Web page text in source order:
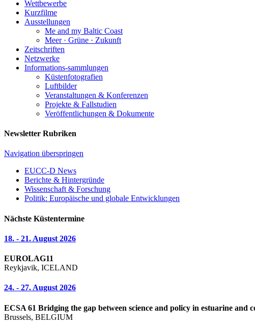
Wettbewerbe
Kurzfilme
Ausstellungen
Me and my Baltic Coast
Meer · Grüne · Zukunft
Zeitschriften
Netzwerke
Informations-sammlungen
Küstenfotografien
Luftbilder
Veranstaltungen & Konferenzen
Projekte & Fallstudien
Veröffentlichungen & Dokumente
Newsletter Rubriken
Navigation überspringen
EUCC-D News
Berichte & Hintergründe
Wissenschaft & Forschung
Politik: Europäische und globale Entwicklungen
Nächste Küstentermine
18. - 21. August 2026
EUROLAG11
Reykjavik, ICELAND
24. - 27. August 2026
ECSA 61 Bridging the gap between science and policy in estuarine
Brussels, BELGIUM